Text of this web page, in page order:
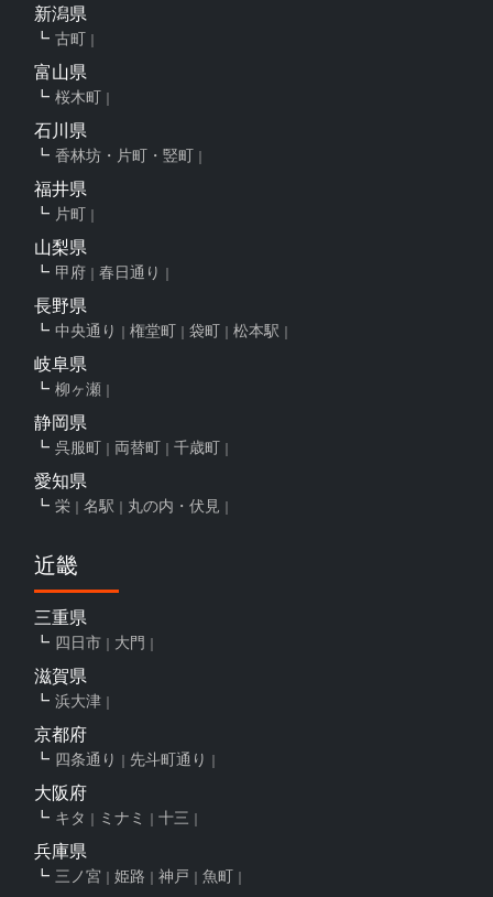
新潟県
古町
富山県
桜木町
石川県
香林坊・片町・竪町
福井県
片町
山梨県
甲府 春日通り
長野県
中央通り 権堂町 袋町 松本駅
岐阜県
柳ヶ瀬
静岡県
呉服町 両替町 千歳町
愛知県
栄 名駅 丸の内・伏見
近畿
三重県
四日市 大門
滋賀県
浜大津
京都府
四条通り 先斗町通り
大阪府
キタ ミナミ 十三
兵庫県
三ノ宮 姫路 神戸 魚町